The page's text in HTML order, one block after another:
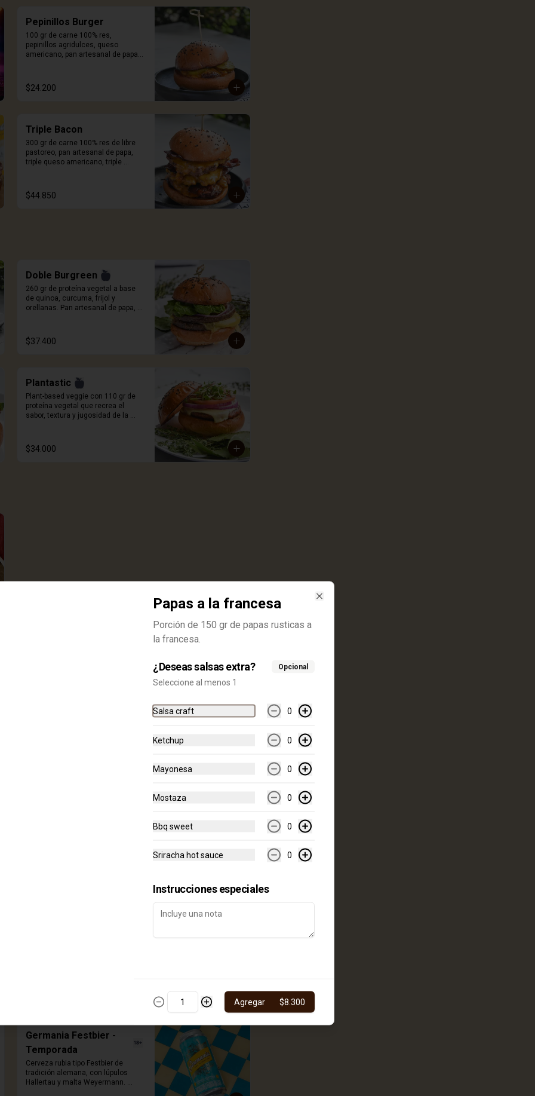
Pepinillos Burger
100 gr de carne 100% res,
pepinillos agridulces, queso
americano, pan artesanal de papa y
$24.200
Triple Bacon
300 gr de carne 100% res de libre
pastoreo, pan artesanal de papa,
triple queso americano, triple
$44.850
Doble Burgreen
260 gr de proteína vegetal a base
de quinoa, curcuma, frijol y
orellanas. Pan artesanal de papa,
Craft. Incluye porción de papas.
$37.400
Plantastic
Plant-based veggie con 110 gr de
proteína vegetal que recrea el
sabor, textura y jugosidad de la
natural ahumado. Pan artesanal de
papa, queso a elección,
$34.000
Germania Festbier -
Temporada
Cerveza rubia tipo Festbier de
tradición alemana, con lúpulos
Hallertau y malta Weyermann.
Papas a la francesa
Porción de 150 gr de papas rusticas a
la francesa.
¿Deseas salsas extra? Opcional
Seleccione al menos 1
Salsa craft 0
Ketchup 0
Mayonesa 0
Mostaza 0
Bbq sweet 0
Sriracha hot sauce 0
Instrucciones especiales
Agregar $8.300